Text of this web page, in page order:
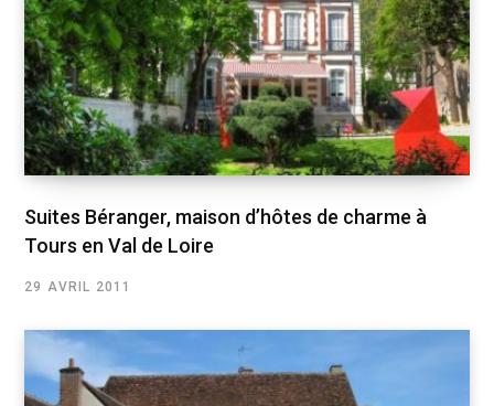
Suites Béranger, maison d’hôtes de charme à
Tours en Val de Loire
29 AVRIL 2011